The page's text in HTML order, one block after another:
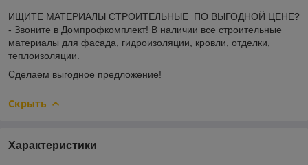
ИЩИТЕ МАТЕРИАЛЫ СТРОИТЕЛЬНЫЕ ПО ВЫГОДНОЙ ЦЕНЕ?
- Звоните в Домпрофкомплект! В наличии все строительные
материалы для фасада, гидроизоляции, кровли, отделки,
теплоизоляции.
Сделаем выгодное предложение!
Скрыть
Характеристики